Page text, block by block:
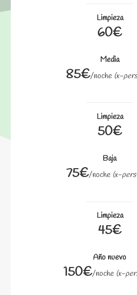
Limpieza
60€
Media
85€/noche (x-
Limpieza
50€
Baja
75€/noche (x-
Limpieza
45€
Año nuevo
150€/noche (x-